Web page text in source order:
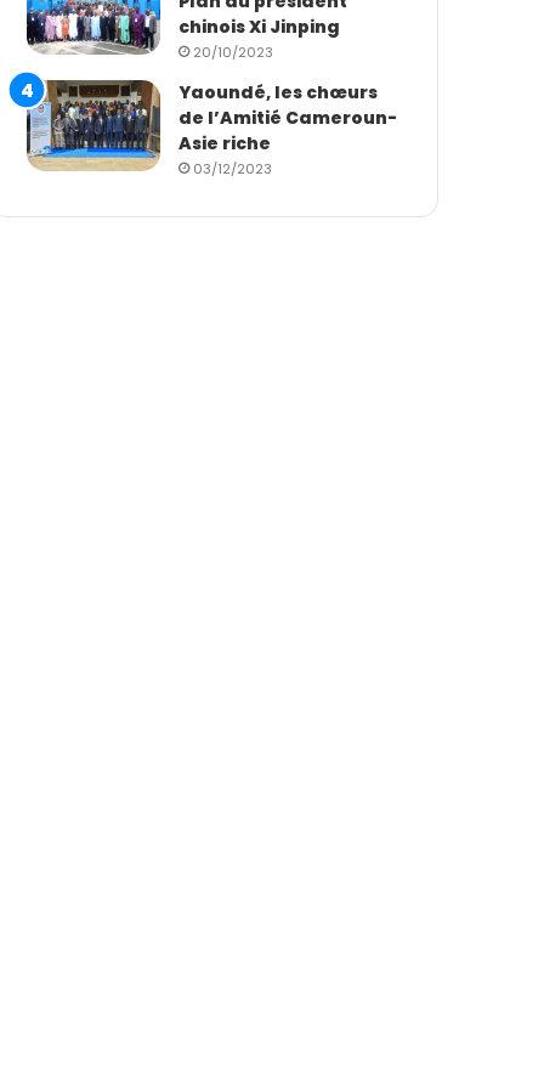
chinois Xi Jinping
20/10/2023
Yaoundé, les chœurs
de l’Amitié Cameroun-
Asie riche
03/12/2023